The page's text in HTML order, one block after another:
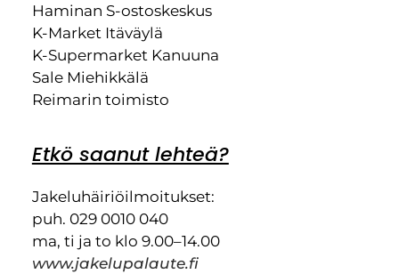
Haminan S-ostoskeskus
K-Market Itäväylä
K-Supermarket Kanuuna
Sale Miehikkälä
Reimarin toimisto
Etkö saanut lehteä?
Jakeluhäiriöilmoitukset:
puh. 029 0010 040
ma, ti ja to klo 9.00–14.00
www.jakelupalaute.fi